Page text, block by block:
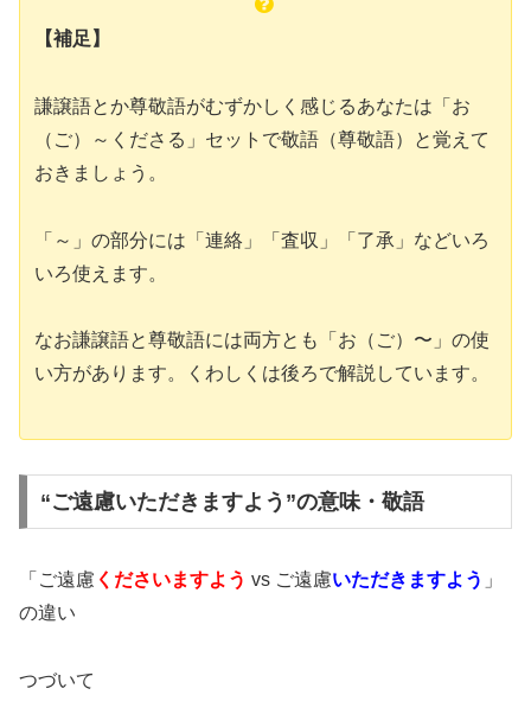
【補足】
謙譲語とか尊敬語がむずかしく感じるあなたは「お
（ご）～くださる」セットで敬語（尊敬語）と覚えて
おきましょう。
「～」の部分には「連絡」「査収」「了承」などいろ
いろ使えます。
なお謙譲語と尊敬語には両方とも「お（ご）〜」の使
い方があります。くわしくは後ろで解説しています。
“ご遠慮いただきますよう”の意味・敬語
「ご遠慮 くださいますよう vs ご遠慮いただきますよう 」
の違い
つづいて